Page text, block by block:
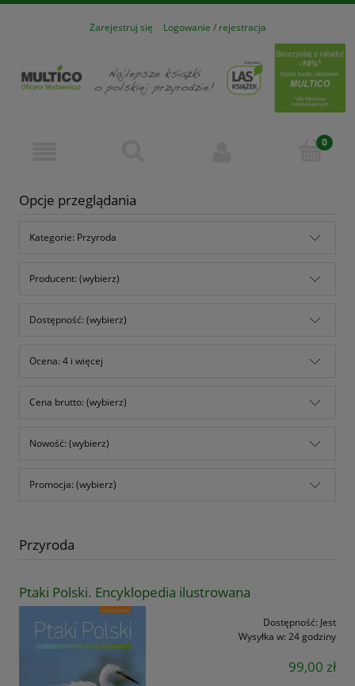
Zarejestruj się Logowanie / rejestracja
Opcje przeglądania
Kategorie: Przyroda
Producent: (wybierz)
Dostępność: (wybierz)
Ocena: 4 i więcej
Cena brutto: (wybierz)
Nowość: (wybierz)
Promocja: (wybierz)
Przyroda
Ptaki Polski. Encyklopedia ilustrowana
Dostępność: Jest
Wysyłka w: 24 godziny
99,00 zł